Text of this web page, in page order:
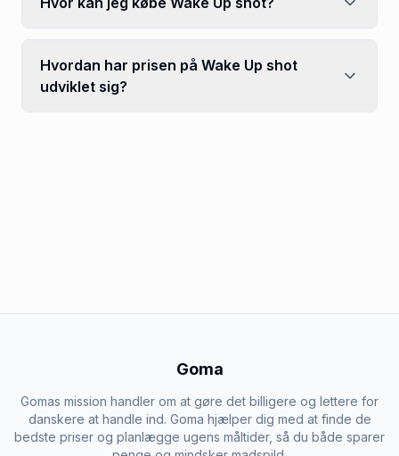
Hvordan har prisen på Wake Up shot
udviklet sig?
Goma
Gomas mission handler om at gøre det billigere og lettere for
danskere at handle ind. Goma hjælper dig med at finde de
bedste priser og planlægge ugens måltider, så du både sparer